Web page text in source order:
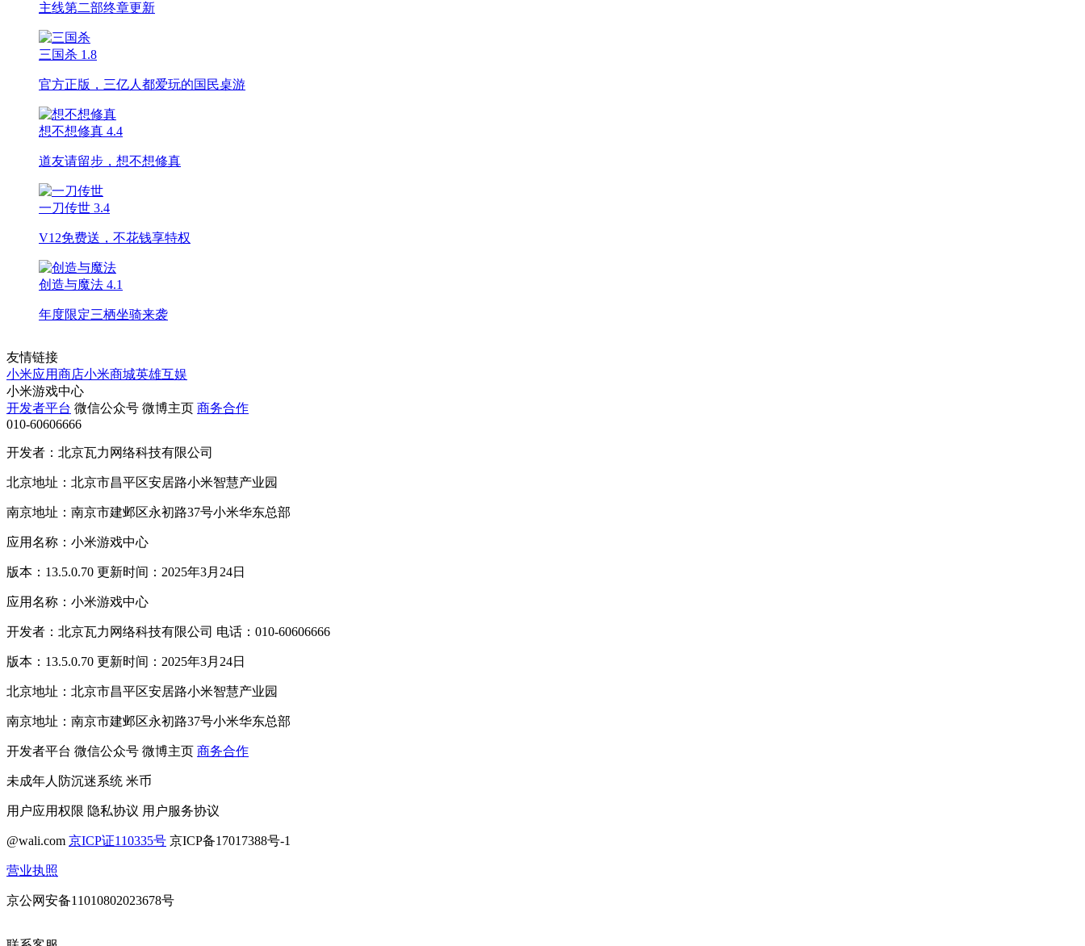
主线第二部终章更新
三国杀 1.8
官方正版，三亿人都爱玩的国民桌游
想不想修真 4.4
道友请留步，想不想修真
一刀传世 3.4
V12免费送，不花钱享特权
创造与魔法 4.1
年度限定三栖坐骑来袭
友情链接
小米应用商店小米商城英雄互娱
小米游戏中心
开发者平台 微信公众号 微博主页 商务合作
010-60606666
开发者：北京瓦力网络科技有限公司
北京地址：北京市昌平区安居路小米智慧产业园
南京地址：南京市建邺区永初路37号小米华东总部
应用名称：小米游戏中心
版本：13.5.0.70 更新时间：2025年3月24日
应用名称：小米游戏中心
开发者：北京瓦力网络科技有限公司 电话：010-60606666
版本：13.5.0.70 更新时间：2025年3月24日
北京地址：北京市昌平区安居路小米智慧产业园
南京地址：南京市建邺区永初路37号小米华东总部
开发者平台 微信公众号 微博主页 商务合作
未成年人防沉迷系统 米币
用户应用权限 隐私协议 用户服务协议
@wali.com 京ICP证110335号 京ICP备17017388号-1
营业执照
京公网安备11010802023678号